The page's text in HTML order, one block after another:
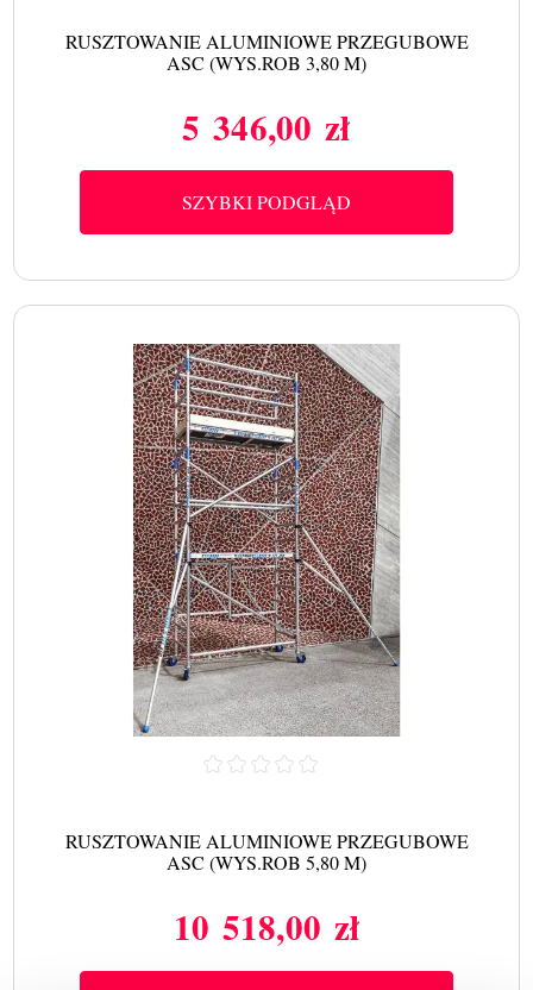
RUSZTOWANIE ALUMINIOWE PRZEGUBOWE
ASC (WYS.ROB 3,80 M)
Cena
5 346,00 zł
SZYBKI PODGLĄD
RUSZTOWANIE ALUMINIOWE PRZEGUBOWE
ASC (WYS.ROB 5,80 M)
Cena
10 518,00 zł